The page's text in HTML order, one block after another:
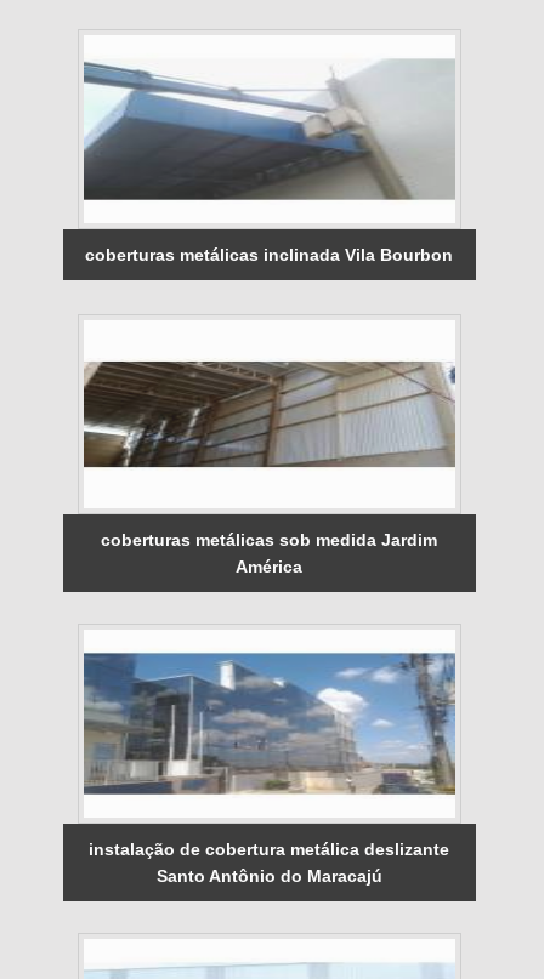
coberturas metálicas inclinada Vila Bourbon
coberturas metálicas sob medida Jardim
América
instalação de cobertura metálica deslizante
Santo Antônio do Maracajú